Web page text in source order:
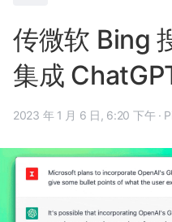
传微软 Bing
集成
2023 年 1 月 6 日, 6:20 下午 ·